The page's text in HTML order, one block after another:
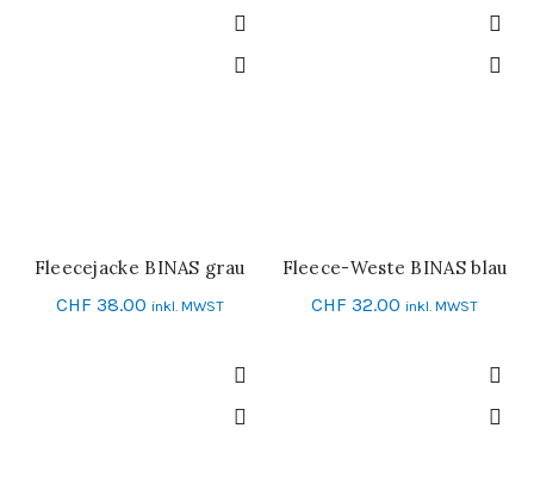
SCHNELL-EINKAUF
Fleecejacke BINAS grau
CHF 38.00 inkl. MWST
SCHNELL-EINKAUF
Fleece-Weste BINAS blau
CHF 32.00 inkl. MWST